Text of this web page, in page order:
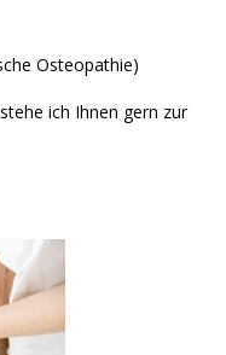
Osteopathie)
ich Ihnen gern zur